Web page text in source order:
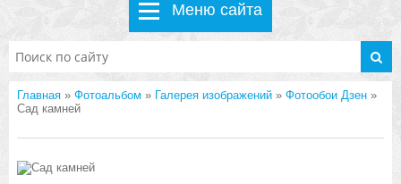
Меню сайта
Главная » Фотоальбом » Галерея изображений » Фотообои Дзен »
Сад камней